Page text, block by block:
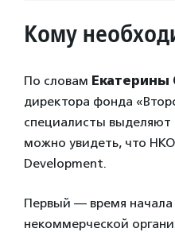
Кому
По словам Екатерины
директора фонда
специалисты выделяют
можно увидеть, что
Development.
Первый — время
некоммерческой